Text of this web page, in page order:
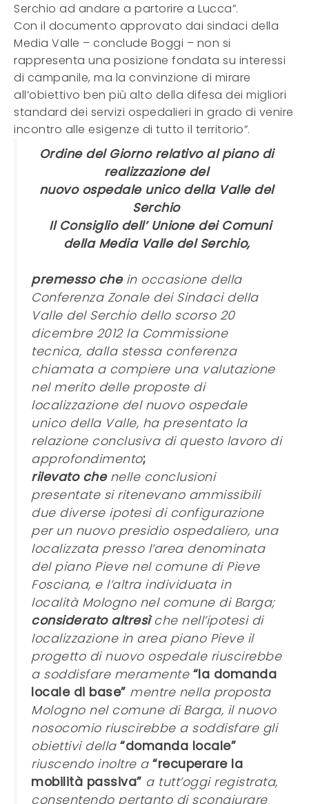
Serchio ad andare a partorire a Lucca”.
Con il documento approvato dai sindaci della
Media Valle – conclude Boggi – non si
rappresenta una posizione fondata su interessi
di campanile, ma la convinzione di mirare
all’obiettivo ben più alto della difesa dei migliori
standard dei servizi ospedalieri in grado di venire
incontro alle esigenze di tutto il territorio”.
Ordine del Giorno relativo al piano di
realizzazione del
nuovo ospedale unico della Valle del
Serchio
Il Consiglio dell’ Unione dei Comuni
della Media Valle del Serchio,
premesso chein occasione della
Conferenza Zonale dei Sindaci della
Valle del Serchio dello scorso 20
dicembre 2012 la Commissione
tecnica, dalla stessa conferenza
chiamata a compiere una valutazione
nel merito delle proposte di
localizzazione del nuovo ospedale
unico della Valle, ha presentato la
relazione conclusiva di questo lavoro di
approfondimento;
rilevato chenelle conclusioni
presentate si ritenevano ammissibili
due diverse ipotesi di configurazione
per un nuovo presidio ospedaliero, una
localizzata presso l’area denominata
del piano Pieve nel comune di Pieve
Fosciana, e l’altra individuata in
località Mologno nel comune di Barga;
considerato altresìche nell’ipotesi di
localizzazione in area piano Pieve il
progetto di nuovo ospedale riuscirebbe
a soddisfare meramente “la domanda
locale di base” mentre nella proposta
Mologno nel comune di Barga, il nuovo
nosocomio riuscirebbe a soddisfare gli
obiettivi della “domanda locale”
riuscendo inoltre a “recuperare la
mobilità passiva” a tutt’oggi registrata,
consentendo pertanto di scongiurare